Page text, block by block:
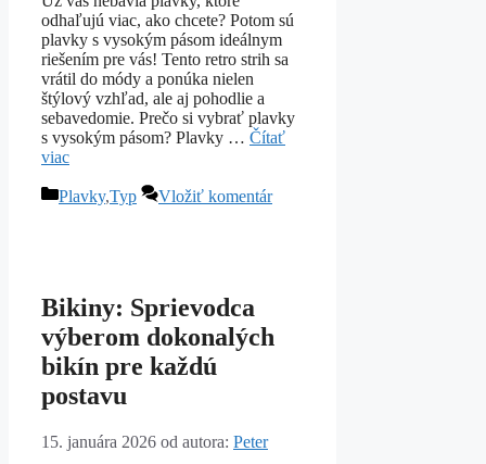
odhaľujú viac, ako chcete? Potom sú
plavky s vysokým pásom ideálnym
riešením pre vás! Tento retro strih sa
vrátil do módy a ponúka nielen
štýlový vzhľad, ale aj pohodlie a
sebavedomie. Prečo si vybrať plavky
s vysokým pásom? Plavky … Čítať
viac
Kategórie
Plavky,Typ Vložiť komentár
Bikiny: Sprievodca
výberom dokonalých
bikín pre každú
postavu
15. januára 2026 od autora: Peter